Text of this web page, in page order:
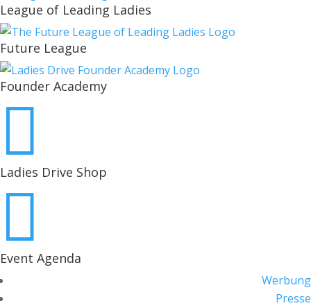
League of Leading Ladies
Future League
Founder Academy

Ladies Drive Shop

Event Agenda
Werbung
Presse